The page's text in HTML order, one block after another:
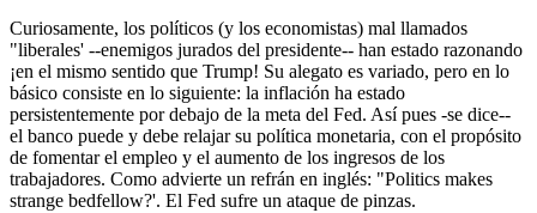
Curiosamente, los políticos (y los economistas) mal llamados
"liberales' --enemigos jurados del presidente-- han estado razonando
¡en el mismo sentido que Trump! Su alegato es variado, pero en lo
básico consiste en lo siguiente: la inflación ha estado
persistentemente por debajo de la meta del Fed. Así pues -se dice--
el banco puede y debe relajar su política monetaria, con el propósito
de fomentar el empleo y el aumento de los ingresos de los
trabajadores. Como advierte un refrán en inglés: "Politics makes
strange bedfellow?'. El Fed sufre un ataque de pinzas.